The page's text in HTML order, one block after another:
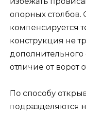
опорных
компенсируется
конструкция не
дополнительного
отличие от ворот
По способу
подразделяются